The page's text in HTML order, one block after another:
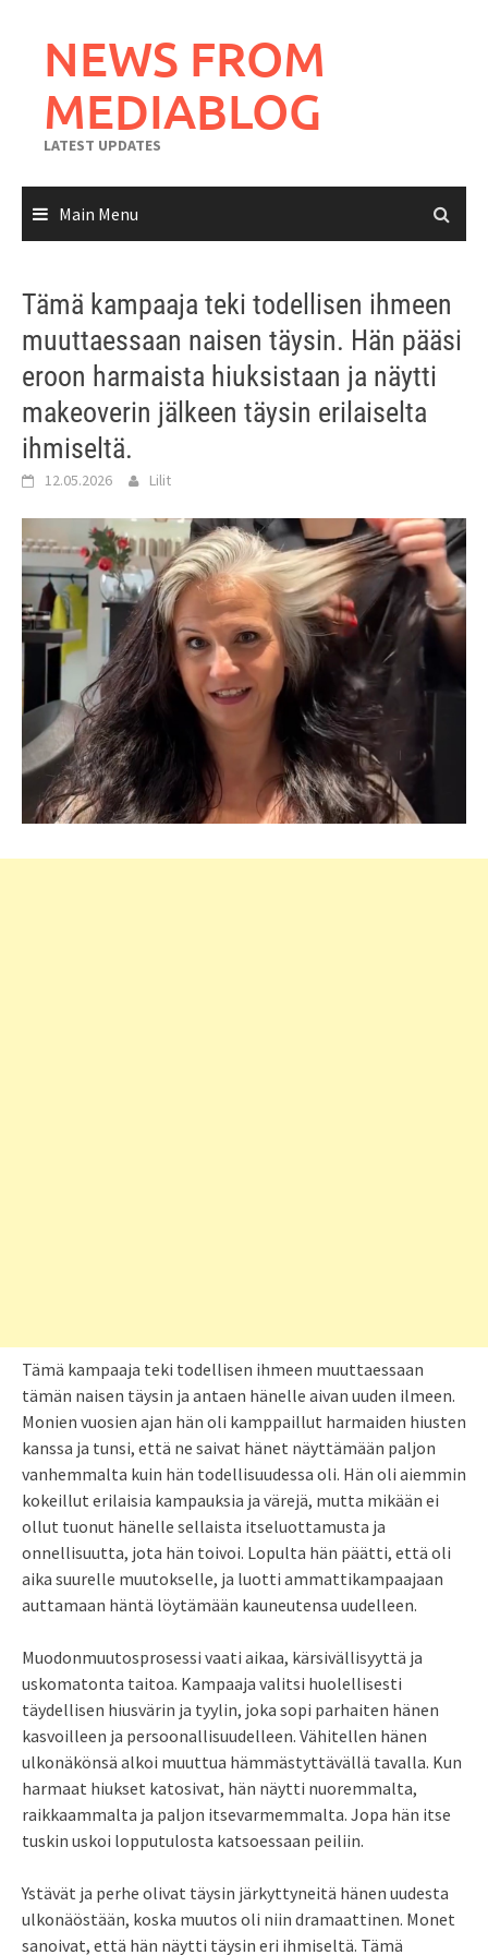
contentNEWS FROM
MEDIABLOG
LATEST UPDATES
Main Menu
Tämä kampaaja teki todellisen ihmeen
muuttaessaan naisen täysin. Hän pääsi
eroon harmaista hiuksistaan ja näytti
makeoverin jälkeen täysin erilaiselta
ihmiseltä.
12.05.2026 Lilit
Tämä kampaaja teki todellisen ihmeen muuttaessaan
tämän naisen täysin ja antaen hänelle aivan uuden ilmeen.
Monien vuosien ajan hän oli kamppaillut harmaiden hiusten
kanssa ja tunsi, että ne saivat hänet näyttämään paljon
vanhemmalta kuin hän todellisuudessa oli. Hän oli aiemmin
kokeillut erilaisia kampauksia ja värejä, mutta mikään ei
ollut tuonut hänelle sellaista itseluottamusta ja
onnellisuutta, jota hän toivoi. Lopulta hän päätti, että oli
aika suurelle muutokselle, ja luotti ammattikampaajaan
auttamaan häntä löytämään kauneutensa uudelleen.
Muodonmuutosprosessi vaati aikaa, kärsivällisyyttä ja
uskomatonta taitoa. Kampaaja valitsi huolellisesti
täydellisen hiusvärin ja tyylin, joka sopi parhaiten hänen
kasvoilleen ja persoonallisuudelleen. Vähitellen hänen
ulkonäkönsä alkoi muuttua hämmästyttävällä tavalla. Kun
harmaat hiukset katosivat, hän näytti nuoremmalta,
raikkaammalta ja paljon itsevarmemmalta. Jopa hän itse
tuskin uskoi lopputulosta katsoessaan peiliin.
Ystävät ja perhe olivat täysin järkyttyneitä hänen uudesta
ulkonäöstään, koska muutos oli niin dramaattinen. Monet
sanoivat, että hän näytti täysin eri ihmiseltä. Tämä